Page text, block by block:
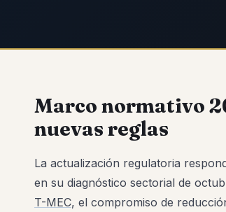
Marco normativo
nuevas reglas
La actualización regulatoria
en su diagnóstico sectorial de
T-MEC, el compromiso de